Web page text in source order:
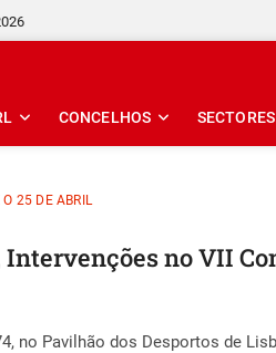
CONCELHOS SECTORES
O 25 DE ABRIL
no VII
no Pavilhão dos Desportos de